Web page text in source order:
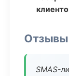
Отзывы
SMAS-